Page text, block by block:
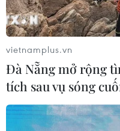
vietnamplus.vn
Đà Nẵng mở rộng
tích sau vụ sóng